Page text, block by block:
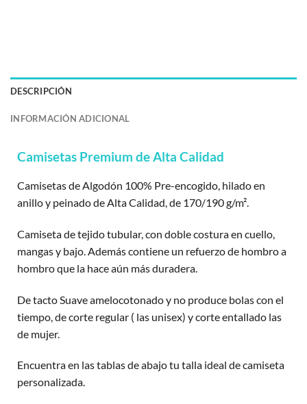
DESCRIPCIÓN
INFORMACIÓN ADICIONAL
Camisetas Premium de Alta Calidad
Camisetas de Algodón 100% Pre-encogido, hilado en
anillo y peinado de Alta Calidad, de 170/190 g/m².
Camiseta de tejido tubular, con doble costura en cuello,
mangas y bajo. Además contiene un refuerzo de hombro a
hombro que la hace aún más duradera.
De tacto Suave amelocotonado y no produce bolas con el
tiempo, de corte regular ( las unisex) y corte entallado las
de mujer.
Encuentra en las tablas de abajo tu talla ideal de camiseta
personalizada.